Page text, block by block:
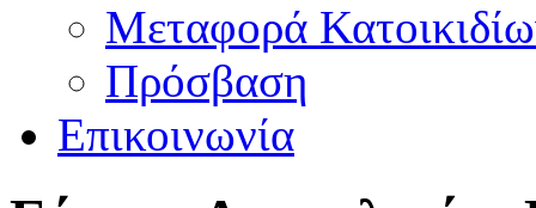
Μεταφορά
Πρόσβαση
Επικοινωνία